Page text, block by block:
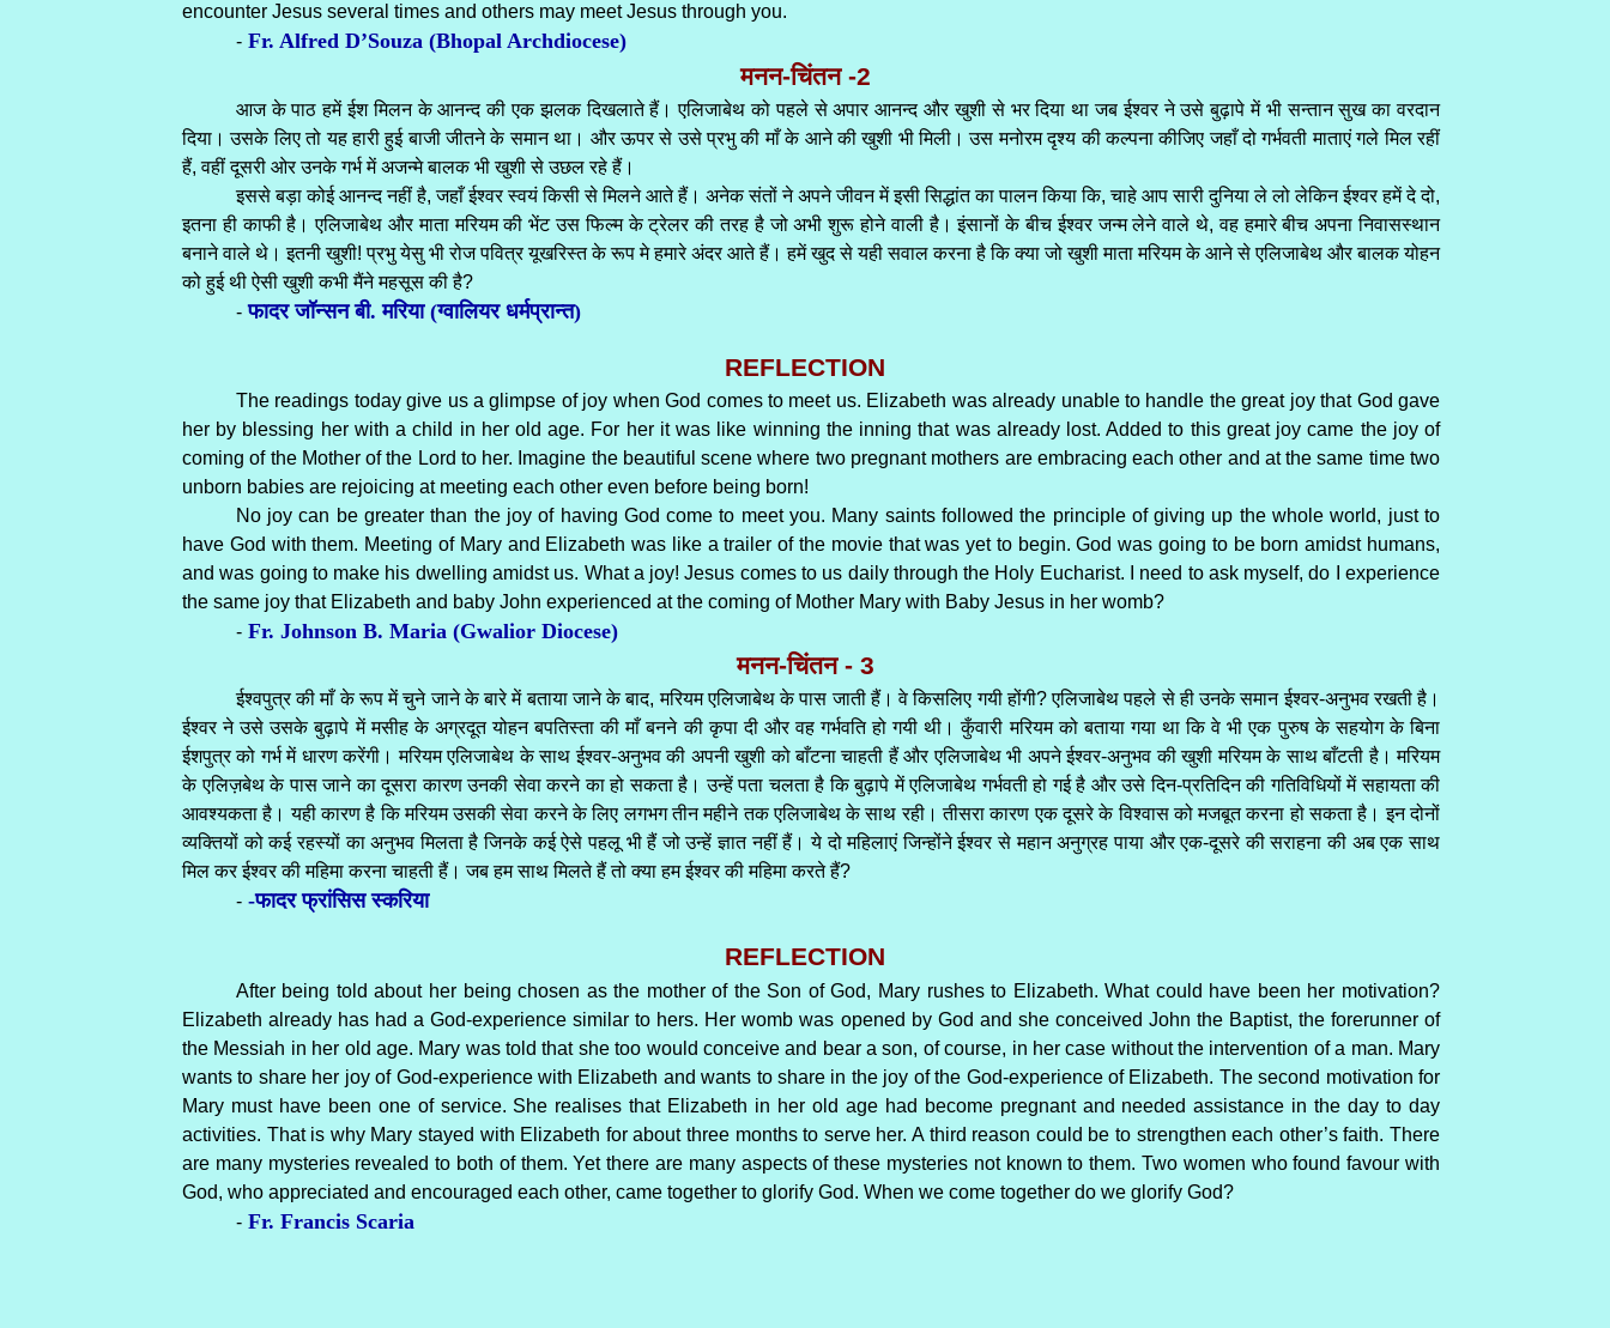
encounter Jesus several times and others may meet Jesus through you.
-Fr. Alfred D’Souza (Bhopal Archdiocese)
मनन-चिंतन -2
आज के पाठ हमें ईश मिलन के आनन्द की एक झलक दिखलाते हैं। एलिजाबेथ को पहले से अपार आनन्द और खुशी से भर दिया था जब ईश्वर ने उसे बुढ़ापे में भी सन्तान सुख का वरदान
दिया। उसके लिए तो यह हारी हुई बाजी जीतने के समान था। और ऊपर से उसे प्रभु की माँ के आने की खुशी भी मिली। उस मनोरम दृश्य की कल्पना कीजिए जहाँ दो गर्भवती माताएं गले मिल रहीं
हैं, वहीं दूसरी ओर उनके गर्भ में अजन्मे बालक भी खुशी से उछल रहे हैं।
इससे बड़ा कोई आनन्द नहीं है, जहाँ ईश्वर स्वयं किसी से मिलने आते हैं। अनेक संतों ने अपने जीवन में इसी सिद्धांत का पालन किया कि, चाहे आप सारी दुनिया ले लो लेकिन ईश्वर हमें दे दो,
इतना ही काफी है। एलिजाबेथ और माता मरियम की भेंट उस फिल्म के ट्रेलर की तरह है जो अभी शुरू होने वाली है। इंसानों के बीच ईश्वर जन्म लेने वाले थे, वह हमारे बीच अपना निवासस्थान
बनाने वाले थे। इतनी खुशी! प्रभु येसु भी रोज पवित्र यूखरिस्त के रूप मे हमारे अंदर आते हैं। हमें खुद से यही सवाल करना है कि क्या जो खुशी माता मरियम के आने से एलिजाबेथ और बालक योहन
को हुई थी ऐसी खुशी कभी मैंने महसूस की है?
-फादर जॉन्सन बी. मरिया (ग्वालियर धर्मप्रान्त)
REFLECTION
The readings today give us a glimpse of joy when God comes to meet us. Elizabeth was already unable to handle the great joy that God gave
her by blessing her with a child in her old age. For her it was like winning the inning that was already lost. Added to this great joy came the joy of
coming of the Mother of the Lord to her. Imagine the beautiful scene where two pregnant mothers are embracing each other and at the same time two
unborn babies are rejoicing at meeting each other even before being born!
No joy can be greater than the joy of having God come to meet you. Many saints followed the principle of giving up the whole world, just to
have God with them. Meeting of Mary and Elizabeth was like a trailer of the movie that was yet to begin. God was going to be born amidst humans,
and was going to make his dwelling amidst us. What a joy! Jesus comes to us daily through the Holy Eucharist. I need to ask myself, do I experience
the same joy that Elizabeth and baby John experienced at the coming of Mother Mary with Baby Jesus in her womb?
-Fr. Johnson B. Maria (Gwalior Diocese)
मनन-चिंतन - 3
ईश्वपुत्र की माँ के रूप में चुने जाने के बारे में बताया जाने के बाद, मरियम एलिजाबेथ के पास जाती हैं। वे किसलिए गयी होंगी? एलिजाबेथ पहले से ही उनके समान ईश्वर-अनुभव रखती है।
ईश्वर ने उसे उसके बुढ़ापे में मसीह के अग्रदूत योहन बपतिस्ता की माँ बनने की कृपा दी और वह गर्भवति हो गयी थी। कुँवारी मरियम को बताया गया था कि वे भी एक पुरुष के सहयोग के बिना
ईशपुत्र को गर्भ में धारण करेंगी। मरियम एलिजाबेथ के साथ ईश्वर-अनुभव की अपनी खुशी को बाँटना चाहती हैं और एलिजाबेथ भी अपने ईश्वर-अनुभव की खुशी मरियम के साथ बाँटती है। मरियम
के एलिज़बेथ के पास जाने का दूसरा कारण उनकी सेवा करने का हो सकता है। उन्हें पता चलता है कि बुढ़ापे में एलिजाबेथ गर्भवती हो गई है और उसे दिन-प्रतिदिन की गतिविधियों में सहायता की
आवश्यकता है। यही कारण है कि मरियम उसकी सेवा करने के लिए लगभग तीन महीने तक एलिजाबेथ के साथ रही। तीसरा कारण एक दूसरे के विश्वास को मजबूत करना हो सकता है। इन दोनों
व्यक्तियों को कई रहस्यों का अनुभव मिलता है जिनके कई ऐसे पहलू भी हैं जो उन्हें ज्ञात नहीं हैं। ये दो महिलाएं जिन्होंने ईश्वर से महान अनुग्रह पाया और एक-दूसरे की सराहना की अब एक साथ
मिल कर ईश्वर की महिमा करना चाहती हैं। जब हम साथ मिलते हैं तो क्या हम ईश्वर की महिमा करते हैं?
--फादर फ्रांसिस स्करिया
REFLECTION
After being told about her being chosen as the mother of the Son of God, Mary rushes to Elizabeth. What could have been her motivation?
Elizabeth already has had a God-experience similar to hers. Her womb was opened by God and she conceived John the Baptist, the forerunner of
the Messiah in her old age. Mary was told that she too would conceive and bear a son, of course, in her case without the intervention of a man. Mary
wants to share her joy of God-experience with Elizabeth and wants to share in the joy of the God-experience of Elizabeth. The second motivation for
Mary must have been one of service. She realises that Elizabeth in her old age had become pregnant and needed assistance in the day to day
activities. That is why Mary stayed with Elizabeth for about three months to serve her. A third reason could be to strengthen each other’s faith. There
are many mysteries revealed to both of them. Yet there are many aspects of these mysteries not known to them. Two women who found favour with
God, who appreciated and encouraged each other, came together to glorify God. When we come together do we glorify God?
-Fr. Francis Scaria